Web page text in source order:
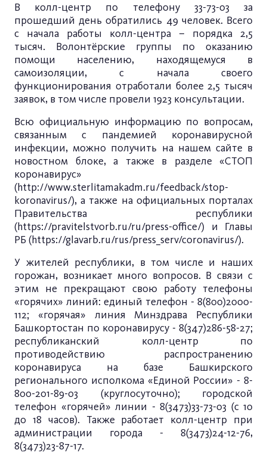
В колл-центр по телефону 33-73-03 за
прошедший день обратились 49 человек. Всего
с начала работы колл-центра – порядка 2,5
тысяч. Волонтёрские группы по оказанию
помощи населению, находящемуся в
самоизоляции, с начала своего
функционирования отработали более 2,5 тысяч
заявок, в том числе провели 1923 консультации.
Всю официальную информацию по вопросам,
связанным с пандемией коронавирусной
инфекции, можно получить на нашем сайте в
новостном блоке, а также в разделе «СТОП
коронавирус»
(http://www.sterlitamakadm.ru/feedback/stop-
koronavirus/), а также на официальных порталах
Правительства республики
(https://pravitelstvorb.ru/ru/press-office/) и Главы
РБ (https://glavarb.ru/rus/press_serv/coronavirus/).
У жителей республики, в том числе и наших
горожан, возникает много вопросов. В связи с
этим не прекращают свою работу телефоны
«горячих» линий: единый телефон - 8(800)2000-
112; «горячая» линия Минздрава Республики
Башкортостан по коронавирусу - 8(347)286-58-27;
республиканский колл-центр по
противодействию распространению
коронавируса на базе Башкирского
регионального исполкома «Единой России» - 8-
800-201-89-03 (круглосуточно); городской
телефон «горячей» линии - 8(3473)33-73-03 (с 10
до 18 часов). Также работает колл-центр при
администрации города - 8(3473)24-12-76,
8(3473)23-87-17.